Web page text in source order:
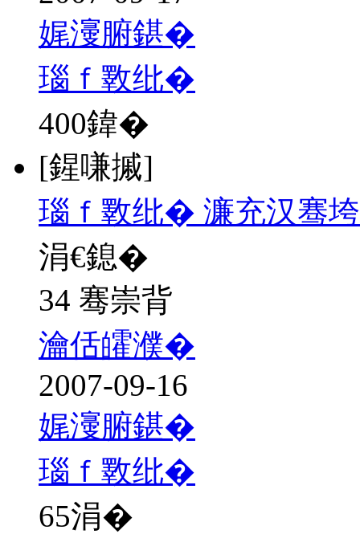
娓濅腑鍖�
瑙ｆ斁纰�
400鍏�
[鍟嗛摵]
瑙ｆ斁纰� 濂充汉骞
涓€鎴�
34 骞崇背
瀹佸皬濮�
2007-09-16
娓濅腑鍖�
瑙ｆ斁纰�
65涓�